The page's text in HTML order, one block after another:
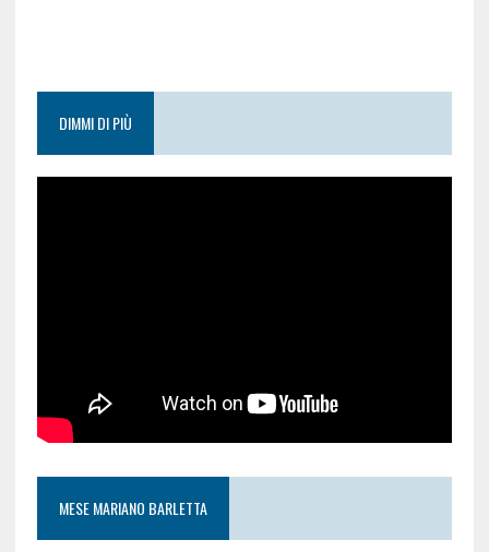
DIMMI DI PIÙ
MESE MARIANO BARLETTA